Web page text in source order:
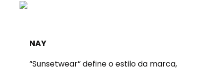
NAY
“Sunsetwear” define o estilo da marca,